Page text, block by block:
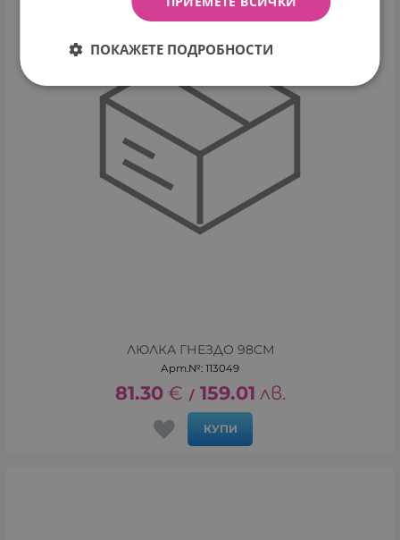
ЛЮЛКА ГНЕЗДО 98СМ
Арт.№: 113049
81.30 € / 159.01 лв.
КУПИ
ПОКАЖЕТЕ ПОДРОБНОСТИ